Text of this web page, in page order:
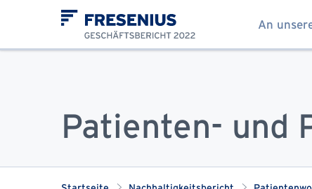
An
FACEBOOK LINKEDIN
Patienten- und